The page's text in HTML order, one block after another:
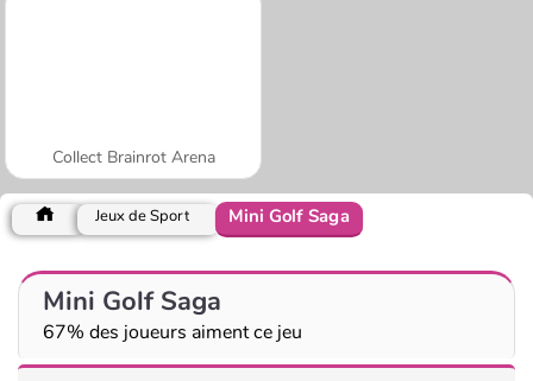
Collect Brainrot Arena
Jeux de Sport Mini Golf Saga
Mini Golf Saga
67% des joueurs aiment ce jeu